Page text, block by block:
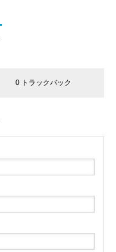
0 トラックバック